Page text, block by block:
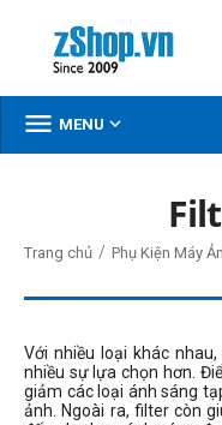
 MENU 
399000đ
Trang chủ / Phụ Kiện Máy
Với nhiều loại khác nhau,
nhiều sự lựa chọn hơn.
giảm các loại ánh sáng
ảnh. Ngoài ra, filter còn